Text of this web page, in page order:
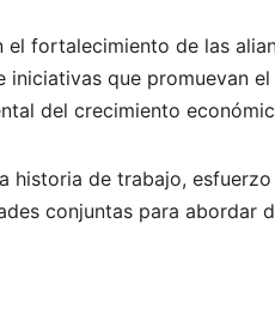
el fortalecimiento de las
iniciativas que promuevan
del crecimiento
historia de trabajo,
conjuntas para abordar